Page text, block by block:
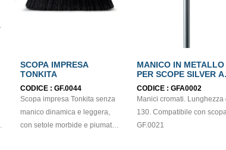
SCOPA IMPRESA
TONKITA
CODICE : GF.0044
Scopa impresa Tonkita senza
manico dinamica e leggera,
con setole morbide e piumate
MANICO IN METALLO
PER SCOPE SILVER A
VITE 130cm
CODICE : GFA0002
Manici cromati. Lunghezza
130. Compatibile con
GF.0021